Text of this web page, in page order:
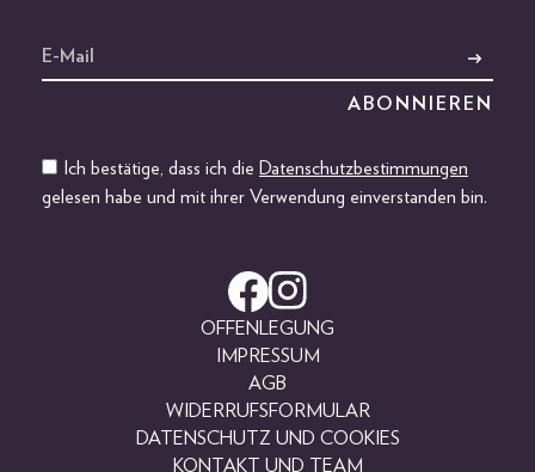
Ich bestätige, dass ich die Datenschutzbestimmungen
gelesen habe und mit ihrer Verwendung einverstanden bin.
OFFENLEGUNG
IMPRESSUM
AGB
WIDERRUFSFORMULAR
DATENSCHUTZ UND COOKIES
KONTAKT UND TEAM